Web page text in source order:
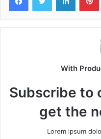
With
Subscribe to
get the
Lorem ipsum